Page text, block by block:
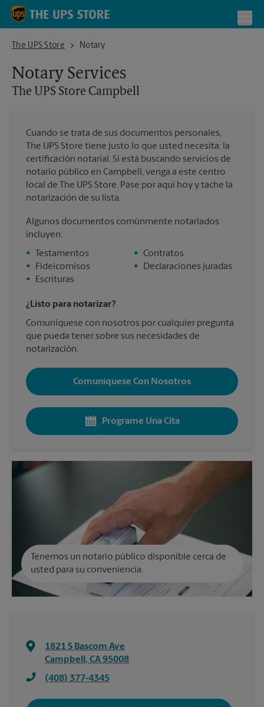
Skip to content
Return to Nav
The UPS Store
The UPS Store Campbell
Notary
Notary Services
The UPS Store Campbell
Cuando se trata de sus documentos personales,
The UPS Store tiene justo lo que usted necesita: la
certificación notarial. Si está buscando servicios de
notario público en Campbell, venga a este centro
local de The UPS Store. Pase por aquí hoy y tache la
notarización de su lista.
Algunos documentos comúnmente notariados
incluyen:
•
Testamentos
•
Fideicomisos
•
Escrituras
• Contratos
•
Declaraciones juradas
¿Listo para notarizar?
Comuníquese con nosotros por cualquier pregunta
que pueda tener sobre sus necesidades de
notarización.
Comuníquese Con Nosotros
Programe Una Cita
Tenemos un notario público disponible cerca de
usted para su conveniencia.
1821 S Bascom Ave
Campbell , CA95008
(408) 377-4345